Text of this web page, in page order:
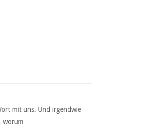
mit uns. Und irgendwie
worum